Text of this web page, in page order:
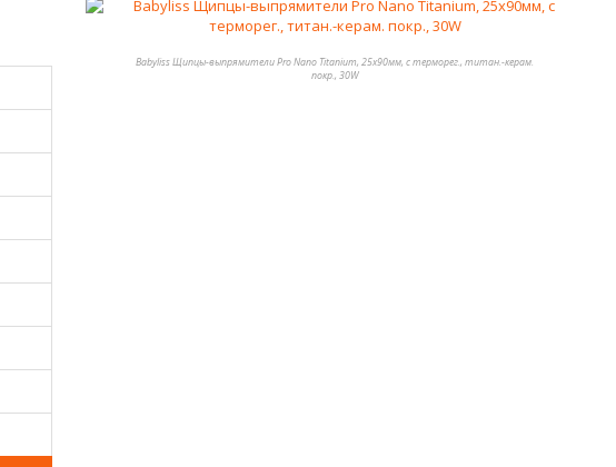
Babyliss Щипцы-выпрямители Pro Nano Titanium, 25х90мм, с терморег., титан.-керам.
покр., 30W